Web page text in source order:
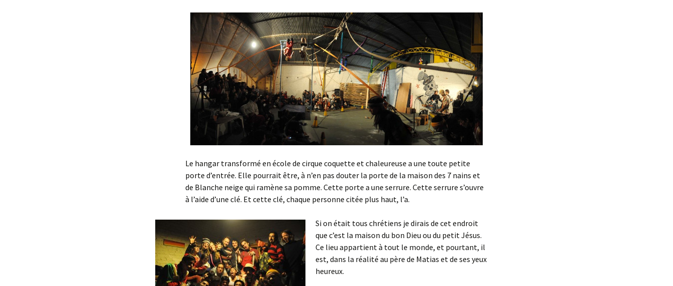
Le hangar transformé en école de cirque coquette et chaleureuse a une toute petite
porte d’entrée. Elle pourrait être, à n’en pas douter la porte de la maison des 7 nains et
de Blanche neige qui ramène sa pomme. Cette porte a une serrure. Cette serrure s’ouvre
à l’aide d’une clé. Et cette clé, chaque personne citée plus haut, l’a.
Si on était tous chrétiens je dirais de cet endroit
que c’est la maison du bon Dieu ou du petit Jésus.
Ce lieu appartient à tout le monde, et pourtant, il
est, dans la réalité au père de Matias et de ses yeux
heureux.